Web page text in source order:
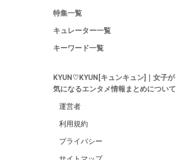
特集一覧
キュレーター一覧
キーワード一覧
KYUN♡KYUN[キュンキュン]｜女子が
気になるエンタメ情報まとめについて
運営者
利用規約
プライバシー